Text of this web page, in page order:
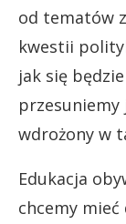
od tematów
kwestii
jak się
przesuniemy
wdrożony w
Edukacja
chcemy mieć